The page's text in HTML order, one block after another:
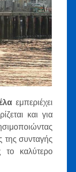
εμπεριέχει
και για
της συνταγής
το καλύτερο